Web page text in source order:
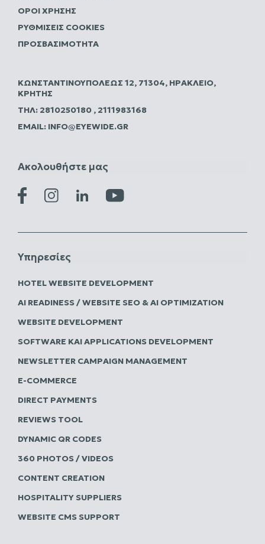
ΌΡΟΙ ΧΡΉΣΗΣ
ΡΥΘΜΊΣΕΙΣ COOKIES
ΠΡΟΣΒΑΣΙΜΌΤΗΤΑ
ΚΩΝΣΤΑΝΤΙΝΟΥΠΌΛΕΩΣ 12, 71304, ΗΡΆΚΛΕΙΟ,
ΚΡΉΤΗΣ
ΤΗΛ: 2810250180 , 2111983168
EMAIL: INFO@EYEWIDE.GR
Ακολουθήστε μας
Υπηρεσίες
HOTEL WEBSITE DEVELOPMENT
AI READINESS / WEBSITE SEO & AI OPTIMIZATION
WEBSITE DEVELOPMENT
SOFTWARE ΚΑΙ APPLICATIONS DEVELOPMENT
NEWSLETTER CAMPAIGN MANAGEMENT
E-COMMERCE
DIRECT PAYMENTS
REVIEWS TOOL
DYNAMIC QR CODES
360 PHOTOS / VIDEOS
CONTENT CREATION
HOSPITALITY SUPPLIERS
WEBSITE CMS SUPPORT